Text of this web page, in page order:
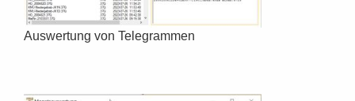
Auswertung von Telegrammen